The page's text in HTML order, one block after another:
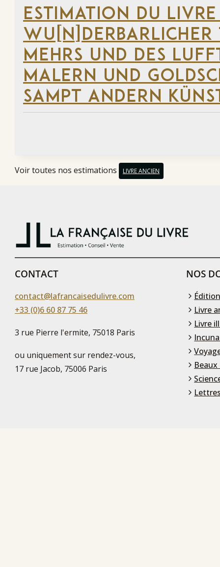
ESTIMATION DU
WU[N]DERBARLICHER
MEHRS UND DES
MALERN UND
SAMPT ANDERN
Voir toutes nos estimations LIVRE ANCIEN
CONTACT
contact@lafrancaisedulivre.com
+33 (0)6 60 87 75 46
3 rue Pierre l'ermite, 75018 Paris
ou uniquement sur rendez-vous,
17 rue Jacob, 75006 Paris
NOS
Livre
Livre